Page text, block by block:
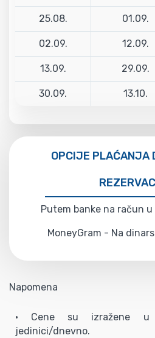
25.08. 01.09.
02.09. 12.09.
13.09. 29.09.
30.09. 13.10.
OPCIJE PLAĆANJA
Putem banke na račun
MoneyGram - Na
Napomena
• Cene su izražene
jedinici/dnevno.